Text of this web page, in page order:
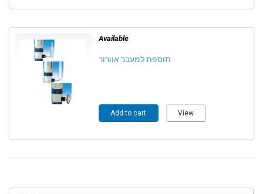
Available
תוספת למעבר אוורור
Add to cart View